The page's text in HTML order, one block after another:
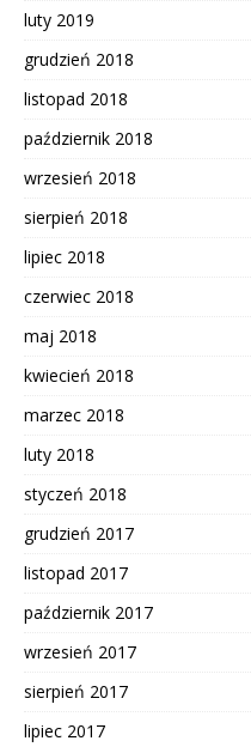
luty 2019
grudzień 2018
listopad 2018
październik 2018
wrzesień 2018
sierpień 2018
lipiec 2018
czerwiec 2018
maj 2018
kwiecień 2018
marzec 2018
luty 2018
styczeń 2018
grudzień 2017
listopad 2017
październik 2017
wrzesień 2017
sierpień 2017
lipiec 2017